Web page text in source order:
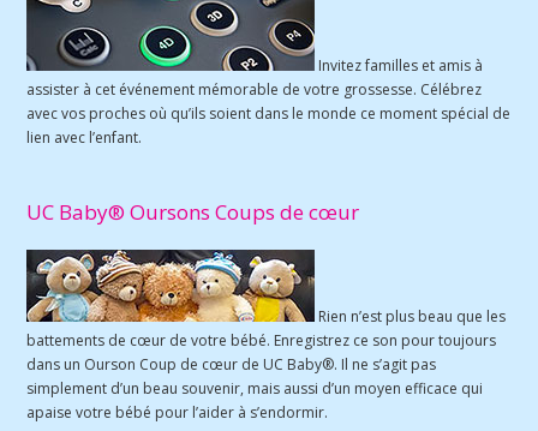
Invitez familles et amis à
assister à cet événement mémorable de votre grossesse. Célébrez
avec vos proches où qu’ils soient dans le monde ce moment spécial de
lien avec l’enfant.
UC Baby® Oursons Coups de cœur
Rien n’est plus beau que les
battements de cœur de votre bébé. Enregistrez ce son pour toujours
dans un Ourson Coup de cœur de UC Baby®. Il ne s’agit pas
simplement d’un beau souvenir, mais aussi d’un moyen efficace qui
apaise votre bébé pour l’aider à s’endormir.